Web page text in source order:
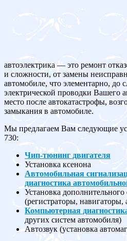
автоэлектрика — это ремонт
и сложности, от замены
автомобиле, что элементарно, до
электрической проводки Вашего
место после автокатастрофы,
замыкания в автомобиле.
Мы предлагаем Вам следующие
730:
Чип-тюнинг двигателя
Установка ксенона
Автомобильная
диагностика
Установка дополнительного
(регистраторы,
Компьютерная
других систем автомобиля)
Автозвук (установка